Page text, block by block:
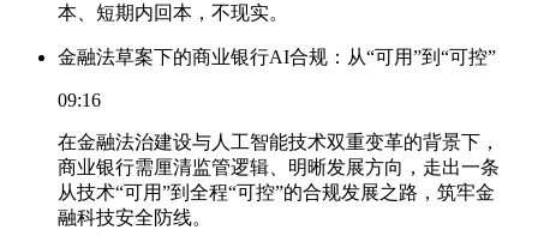
本、短期内回本，不现实。
金融法草案下的商业银行AI合规：从“可用”到“可控”
09:16
在金融法治建设与人工智能技术双重变革的背景下，
商业银行需厘清监管逻辑、明晰发展方向，走出一条
从技术“可用”到全程“可控”的合规发展之路，筑牢金
融科技安全防线。